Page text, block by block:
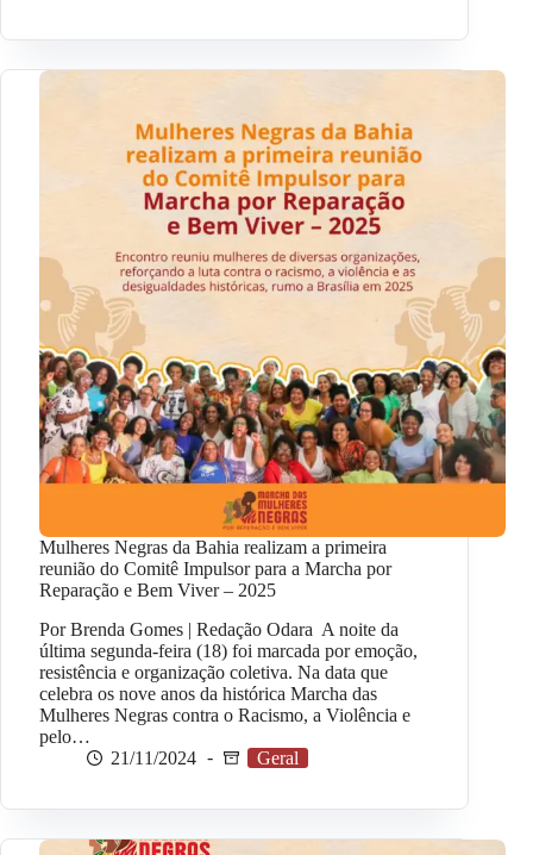
Mulheres Negras da Bahia realizam a primeira
reunião do Comitê Impulsor para a Marcha por
Reparação e Bem Viver – 2025
Por Brenda Gomes | Redação Odara A noite da
última segunda-feira (18) foi marcada por emoção,
resistência e organização coletiva. Na data que
celebra os nove anos da histórica Marcha das
Mulheres Negras contra o Racismo, a Violência e
pelo…
21/11/2024
Geral